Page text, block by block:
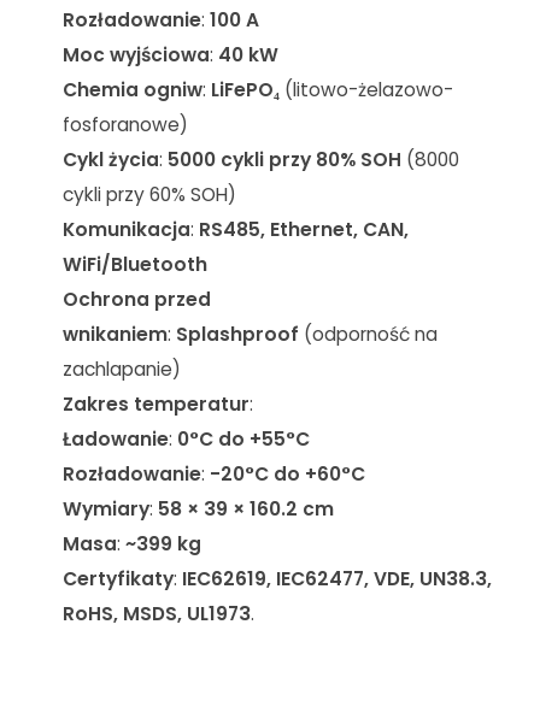
Rozładowanie:100 A
Moc wyjściowa: 40 kW
Chemia ogniw: LiFePO₄ (litowo-żelazowo-
fosforanowe)
Cykl życia: 5000 cykli przy 80% SOH (8000
cykli przy 60% SOH)
Komunikacja: RS485, Ethernet, CAN,
WiFi/Bluetooth
Ochrona przed
wnikaniem: Splashproof (odporność na
zachlapanie)
Zakres temperatur:
Ładowanie: 0°C do +55°C
Rozładowanie: -20°C do +60°C
Wymiary: 58 × 39 × 160.2 cm
Masa:~399 kg
Certyfikaty: IEC62619, IEC62477, VDE, UN38.3,
RoHS, MSDS, UL1973.